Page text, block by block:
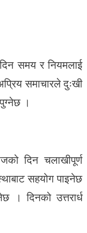
समय र नियमलाई
समाचारले दुःखी
।
दिन चलाखीपूर्ण
सहयोग पाइनेछ
। दिनको उत्तरार्ध